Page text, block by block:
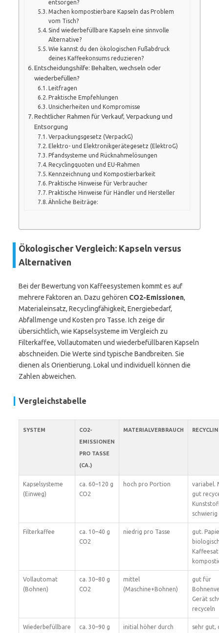
entsorgen?
Machen kompostierbare Kapseln das Problem
vom Tisch?
Sind wiederbefüllbare Kapseln eine sinnvolle
Alternative?
Wie kannst du den ökologischen Fußabdruck
deines Kaffeekonsums reduzieren?
Entscheidungshilfe: Behalten, wechseln oder
wiederbefüllen?
Leitfragen
Praktische Empfehlungen
Unsicherheiten und Kompromisse
Rechtlicher Rahmen für Verkauf, Verpackung und
Entsorgung
Verpackungsgesetz (VerpackG)
Elektro- und Elektronikgerätegesetz (ElektroG)
Pfandsysteme und Rücknahmelösungen
Recyclingquoten und EU-Rahmen
Kennzeichnung und Kompostierbarkeit
Praktische Hinweise für Verbraucher
Praktische Hinweise für Händler und Hersteller
Ähnliche Beiträge:
Ökologischer Vergleich: Kapseln versus
Alternativen
Bei der Bewertung von Kaffeesystemen kommt es auf
mehrere Faktoren an. Dazu gehören CO2-Emissionen,
Materialeinsatz, Recyclingfähigkeit, Energiebedarf,
Abfallmenge und Kosten pro Tasse. Ich zeige dir
übersichtlich, wie Kapselsysteme im Vergleich zu
Filterkaffee, Vollautomaten und wiederbefüllbaren Kapseln
abschneiden. Die Werte sind typische Bandbreiten. Sie
dienen als Orientierung. Lokal und individuell können die
Zahlen abweichen.
Vergleichstabelle
SYSTEM
CO2-
EMISSIONEN
PRO TASSE
(CA.)
MATERIALVERBRAUCH
Kapselsysteme
(Einweg)
ca. 60–120 g
CO2
hoch pro Portion
variabel.
gut
schwierig
Filterkaffee
ca. 10–40 g
CO2
niedrig pro Tasse
gut.
Vollautomat
(Bohnen)
ca. 30–80 g
CO2
mittel
(Maschine+Bohnen)
gut für
Gerät
recyceln
Wiederbefüllbare
ca. 30–90 g
initial höher durch
sehr gut,